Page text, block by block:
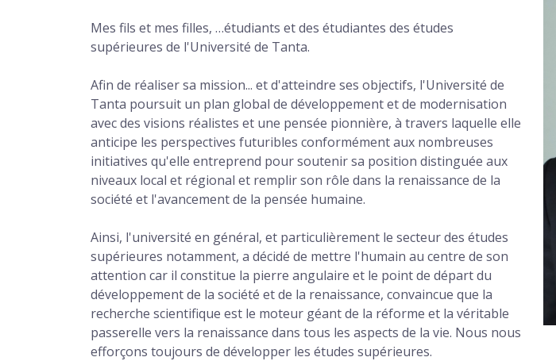
Mes fils et mes filles, …étudiants et des étudiantes des études
supérieures de l'Université de Tanta.
Afin de réaliser sa mission... et d'atteindre ses objectifs, l'Université de
Tanta poursuit un plan global de développement et de modernisation
avec des visions réalistes et une pensée pionnière, à travers laquelle elle
anticipe les perspectives futuribles conformément aux nombreuses
initiatives qu'elle entreprend pour soutenir sa position distinguée aux
niveaux local et régional et remplir son rôle dans la renaissance de la
société et l'avancement de la pensée humaine.
Ainsi, l'université en général, et particulièrement le secteur des études
supérieures notamment, a décidé de mettre l'humain au centre de son
attention car il constitue la pierre angulaire et le point de départ du
développement de la société et de la renaissance, convaincue que la
recherche scientifique est le moteur géant de la réforme et la véritable
passerelle vers la renaissance dans tous les aspects de la vie. Nous nous
efforçons toujours de développer les études supérieures.